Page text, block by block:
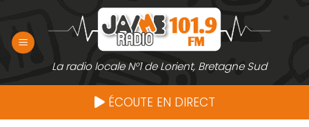
contenu
La radio locale N°1 de Lorient, Bretagne Sud
ÉCOUTE EN DIRECT